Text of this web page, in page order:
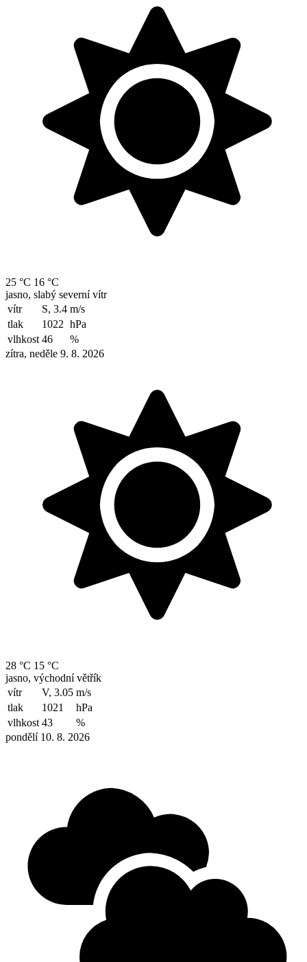
25 °C 16 °C
jasno, slabý severní vítr
vítr
S, 3.4 m/s
tlak
1022 hPa
vlhkost 46
%
zítra, neděle 9. 8. 2026
28 °C 15 °C
jasno, východní větřík
vítr
V, 3.05 m/s
tlak
1021
hPa
vlhkost 43
%
pondělí 10. 8. 2026